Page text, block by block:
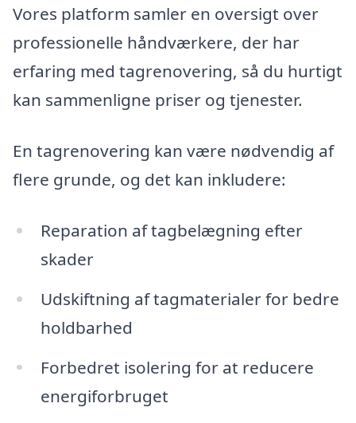
Vores platform samler en oversigt over
professionelle håndværkere, der har
erfaring med tagrenovering, så du hurtigt
kan sammenligne priser og tjenester.
En tagrenovering kan være nødvendig af
flere grunde, og det kan inkludere:
Reparation af tagbelægning efter
skader
Udskiftning af tagmaterialer for bedre
holdbarhed
Forbedret isolering for at reducere
energiforbruget